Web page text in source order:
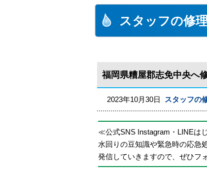
スタッフの修
福岡県糟屋郡志免中央へ
2023年10月30日 スタッフの
≪公式SNS Instagram・LINEは
水回りの豆知識や緊急時の応急
発信していきますので、ぜひフ